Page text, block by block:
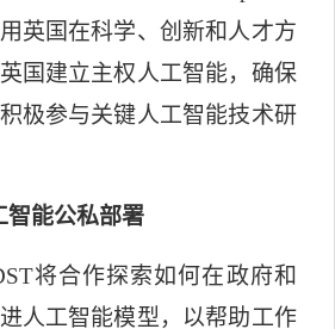
英国在科学、创新和人才方
国建立主权人工智能，确保
极参与关键人工智能技术研
智能公私部署
将合作探索如何在政府和
人工智能模型，以帮助工作